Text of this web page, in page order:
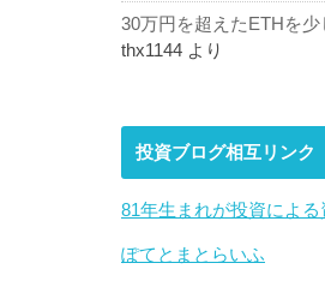
30万円を超えたETHを少
thx1144 より
投資ブログ相互リンク
81年生まれが投資によ
ぽてとまとらいふ